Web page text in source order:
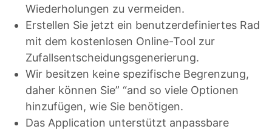
Wiederholungen zu vermeiden.
Erstellen Sie jetzt ein benutzerdefiniertes Rad
mit dem kostenlosen Online-Tool zur
Zufallsentscheidungsgenerierung.
Wir besitzen keine spezifische Begrenzung,
daher können Sie” “and so viele Optionen
hinzufügen, wie Sie benötigen.
Das Application unterstützt anpassbare